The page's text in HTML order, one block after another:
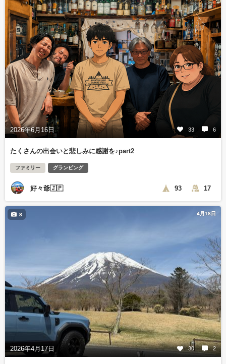
2026年6月16日 33 6
たくさんの出会いと悲しみに感謝を♪part2
ファミリー グランピング
好々爺🇯🇵 93 17
4月18日
2026年4月17日 30 2
8